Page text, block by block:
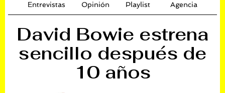
Entrevistas Opinión Playlist Agencia
David Bowie estrena
sencillo después de
10 años